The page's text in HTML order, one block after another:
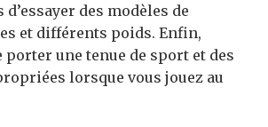
des modèles de
et différents poids. Enfin,
porter une tenue de sport et des
lorsque vous jouez au